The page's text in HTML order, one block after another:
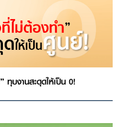
ทุบงานสะดุดให้เป็น 0!